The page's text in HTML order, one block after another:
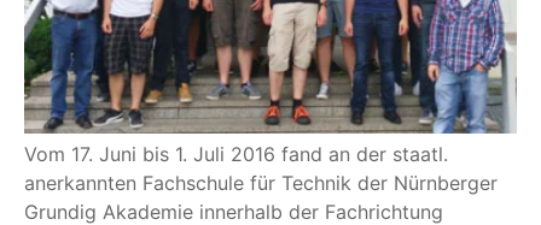
Vom 17. Juni bis 1. Juli 2016 fand an der staatl.
anerkannten Fachschule für Technik der Nürnberger
Grundig Akademie innerhalb der Fachrichtung